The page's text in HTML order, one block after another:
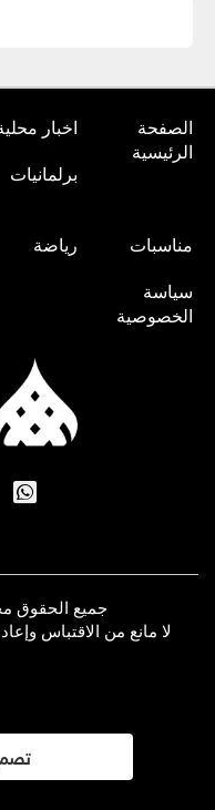
الصفحة
الرئيسية
اخبار
برلمانيات
مناسبات رياضة
سياسة
الخصوصية
جميع الحقوق
لا مانع من الاقتباس